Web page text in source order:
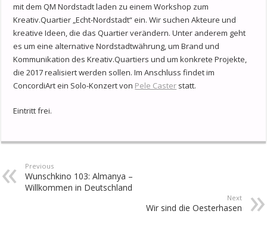
mit dem QM Nordstadt laden zu einem Workshop zum
Kreativ.Quartier „Echt-Nordstadt“ ein. Wir suchen Akteure und
kreative Ideen, die das Quartier verändern. Unter anderem geht
es um eine alternative Nordstadtwährung, um Brand und
Kommunikation des Kreativ.Quartiers und um konkrete Projekte,
die 2017 realisiert werden sollen. Im Anschluss findet im
ConcordiArt ein Solo-Konzert von Pele Caster statt.
Eintritt frei.
Previous
Wunschkino 103: Almanya –
Willkommen in Deutschland
Next
Wir sind die Oesterhasen